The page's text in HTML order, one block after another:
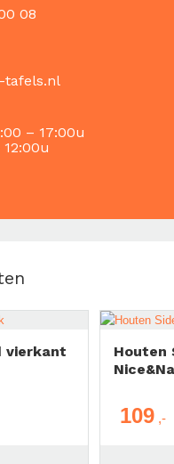
08
tafels.nl
– 17:00u
vierkant
Houten
109